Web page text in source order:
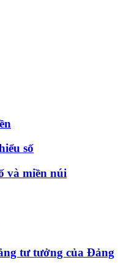
số
và miền núi
tư tưởng của Đảng